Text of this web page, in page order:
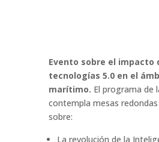
Evento sobre el impacto
tecnologías 5.0 en el
marítimo. El programa de
contempla mesas
sobre:
La revolución de la